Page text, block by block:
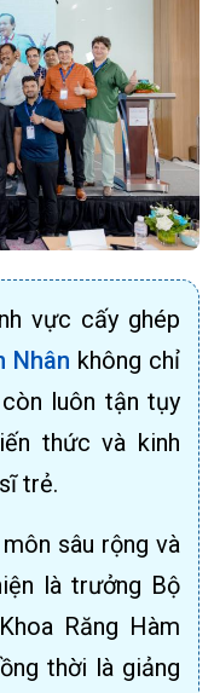
vực cấy ghép
Nhân không chỉ
luôn tận tụy
thức và kinh
trẻ.
sâu rộng và
là trưởng Bộ
Răng Hàm
thời là giảng